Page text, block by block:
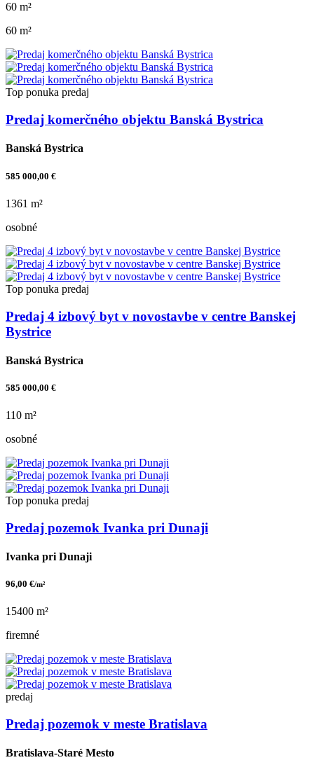
60 m²
60 m²
Top ponuka predaj
Predaj komerčného objektu Banská Bystrica
Banská Bystrica
585 000,00 €
1361 m²
osobné
Top ponuka predaj
Predaj 4 izbový byt v novostavbe v centre Banskej
Bystrice
Banská Bystrica
585 000,00 €
110 m²
osobné
Top ponuka predaj
Predaj pozemok Ivanka pri Dunaji
Ivanka pri Dunaji
96,00 €/m²
15400 m²
firemné
predaj
Predaj pozemok v meste Bratislava
Bratislava-Staré Mesto